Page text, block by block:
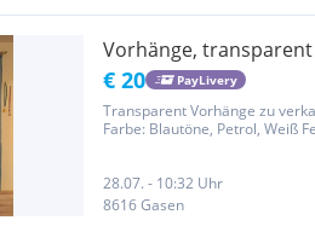
Vorhänge, transparent
€ 20 PayLivery
Transparent Vorhänge zu
Farbe: Blautöne, Petrol, Weiß
28.07. - 10:32 Uhr
8616 Gasen